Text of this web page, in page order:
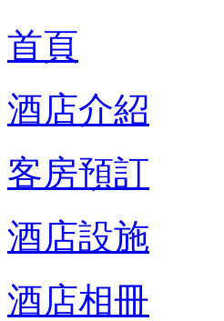
首頁
酒店介紹
客房預訂
酒店設施
酒店相冊